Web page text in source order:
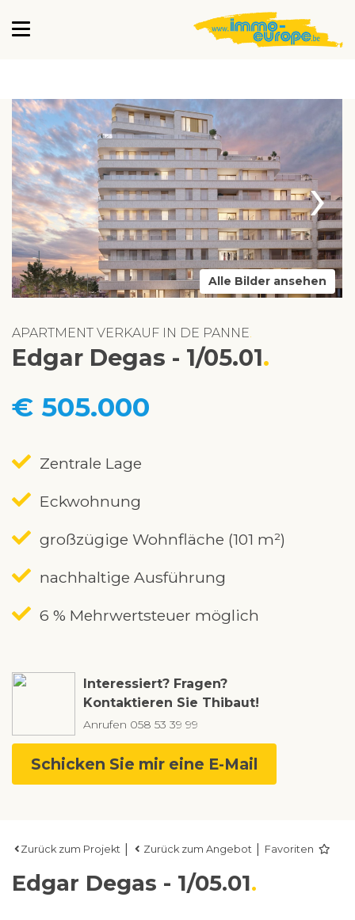
›
Alle Bilder ansehen
APARTMENT VERKAUF IN DE PANNE
Edgar Degas - 1/05.01
€ 505.000
Zentrale Lage
Eckwohnung
großzügige Wohnfläche (101 m²)
nachhaltige Ausführung
6 % Mehrwertsteuer möglich
Interessiert? Fragen?
Kontaktieren Sie Thibaut!
Anrufen 058 53 39 99
Schicken Sie mir eine E-Mail
Zurück zum Projekt Zurück zum Angebot Favoriten
Edgar Degas - 1/05.01